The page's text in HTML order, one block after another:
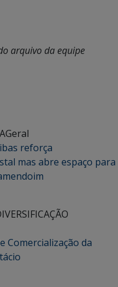
arquivo da equipe
Geral
reforça
mas abre espaço para
Comercialização da